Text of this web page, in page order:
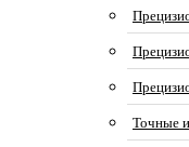
Точные